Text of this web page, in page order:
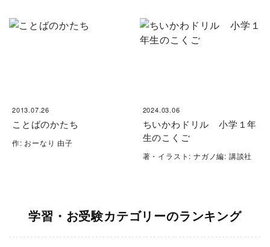
2013.07.26
ことばのかたち
作: おーなり 由子
2024.03.06
ちいかわドリル 小学１年
生のこくご
著・イラスト: ナガノ編: 講談社
学習・お受験カテゴリーのランキング